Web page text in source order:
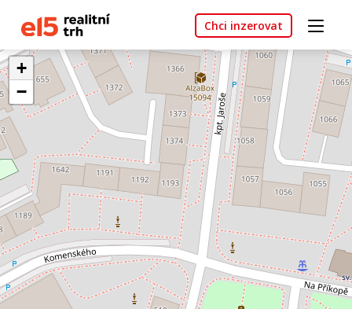
Chci inzerovat
+
−